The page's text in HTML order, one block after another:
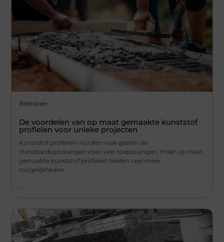
Bedrijven
De voordelen van op maat gemaakte kunststof
profielen voor unieke projecten
Kunststof profielen worden vaak gezien als
standaardoplossingen voor veel toepassingen, maar op maat
gemaakte kunststof profielen bieden veel meer
mogelijkheden.